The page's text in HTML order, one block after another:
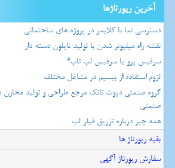
آخرین رپورتاژها
دسترسی نما با کلایمر در پروژه های ساختمانی
نقشه راه میلیونر شدن با تولید نایلون دسته دار
سرفیس پرو یا سرفیس لپ تاپ؟
لزوم استفاده از بیسیم در مشاغل مختلف
گروه صنعتی دپوت تانک مرجع طراحی و تولید
صنعتی
همه چیز درباره تزریق فیلر لب
بقیه رپورتاژ ها
سفارش رپورتاژ آگهی